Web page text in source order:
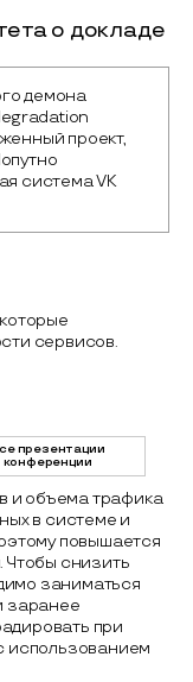
о докладе
демона
проект,
система VK
сервисов.
презентации
конференции
и объема трафика
в системе и
повышается
Чтобы снизить
заниматься
заранее
при
использованием